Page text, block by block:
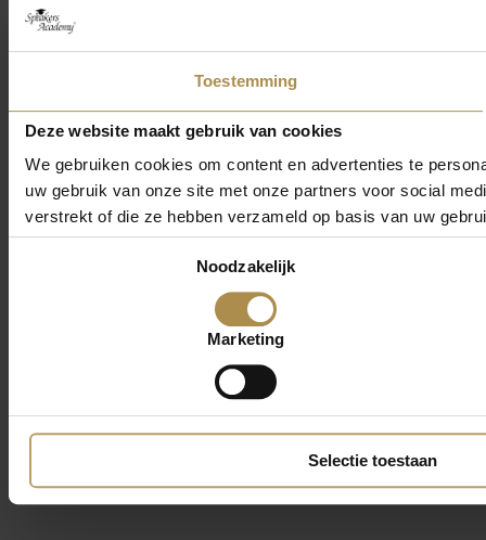
Toestemming
Deze website maakt gebruik van cookies
We gebruiken cookies om content en advertenties te
uw gebruik van onze site met onze partners voor social
verstrekt of die ze hebben verzameld op basis van uw
Noodzakelijk
Marketing
Selectie toestaan